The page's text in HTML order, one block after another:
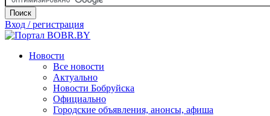
Поиск
Вход / регистрация
Новости
Все новости
Актуально
Новости Бобруйска
Официально
Городские объявления, анонсы, афиша